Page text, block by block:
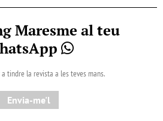
Maresme al teu
tindre la revista a les teves mans.
Envia-me'l